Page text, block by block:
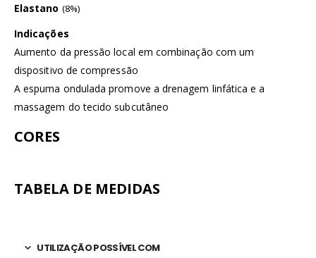
Elastano (8%)
Indicações
Aumento da pressão local em combinação com um
dispositivo de compressão
A espuma ondulada promove a drenagem linfática e a
massagem do tecido subcutâneo
CORES
TABELA DE MEDIDAS
UTILIZAÇÃO POSSÍVEL COM